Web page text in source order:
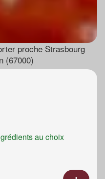
proche Strasbourg
(67000)
au choix